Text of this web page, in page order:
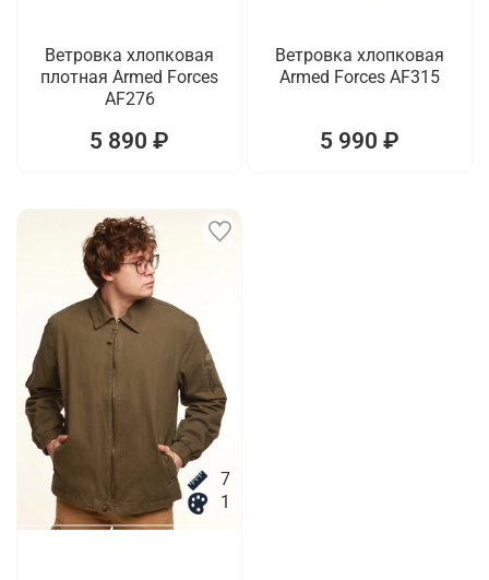
Ветровка хлопковая
плотная Armed Forces
AF276
5 890 ₽
Ветровка хлопковая
Armed Forces AF315
5 990 ₽
7
1